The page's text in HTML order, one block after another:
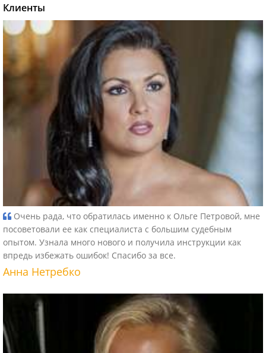
Клиенты
Очень рада, что обратилась именно к Ольге Петровой, мне
посоветовали ее как специалиста с большим судебным
опытом. Узнала много нового и получила инструкции как
впредь избежать ошибок! Спасибо за все.
Анна Нетребко